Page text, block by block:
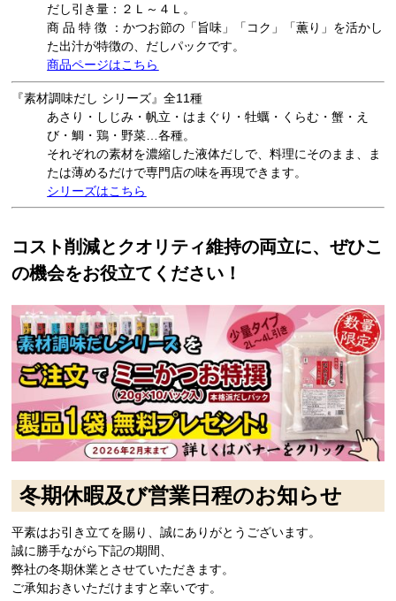
だし引き量：２Ｌ～４Ｌ。
商 品 特 徴 ：かつお節の「旨味」「コク」「薫り」を活かし
た出汁が特徴の、だしパックです。
商品ページはこちら
『素材調味だし シリーズ』全11種
あさり・しじみ・帆立・はまぐり・牡蠣・くらむ・蟹・え
び・鯛・鶏・野菜…各種。
それぞれの素材を濃縮した液体だしで、料理にそのまま、ま
たは薄めるだけで専門店の味を再現できます。
シリーズはこちら
コスト削減とクオリティ維持の両立に、ぜひこ
の機会をお役立てください！
冬期休暇及び営業日程のお知らせ
平素はお引き立てを賜り、誠にありがとうございます。
誠に勝手ながら下記の期間、
弊社の冬期休業とさせていただきます。
ご承知おきいただけますと幸いです。